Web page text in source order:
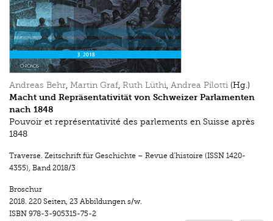
Andreas Behr, Martin Graf, Ruth Lüthi, Andrea Pilotti (Hg.)
Macht und Repräsentativität von Schweizer Parlamenten
nach 1848
Pouvoir et représentativité des parlements en Suisse après
1848
Traverse. Zeitschrift für Geschichte – Revue d’histoire (ISSN 1420-
4355), Band 2018/3
Broschur
2018. 220 Seiten, 23 Abbildungen s/w.
ISBN 978-3-905315-75-2